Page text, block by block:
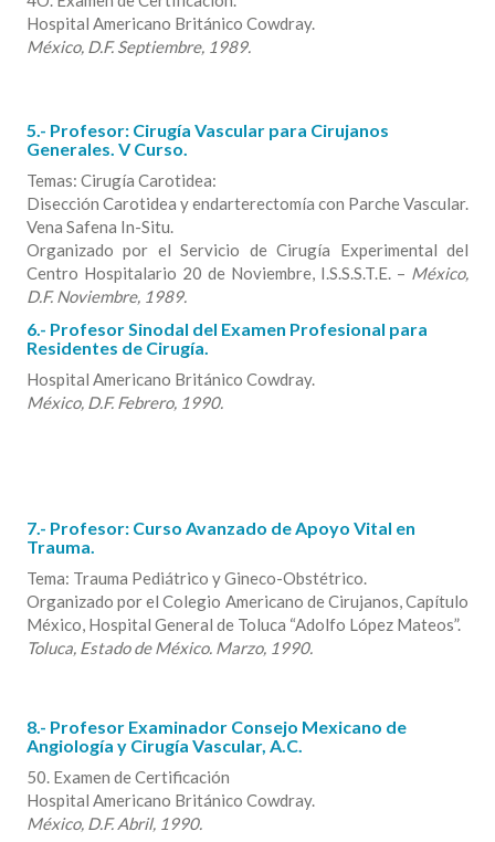
Hospital Americano Británico Cowdray.
México, D.F. Septiembre, 1989.
5.- Profesor: Cirugía Vascular para Cirujanos
Generales. V Curso.
Temas: Cirugía Carotidea:
Disección Carotidea y endarterectomía con Parche Vascular.
Vena Safena In-Situ.
Organizado por el Servicio de Cirugía Experimental del
Centro Hospitalario 20 de Noviembre, I.S.S.S.T.E. – México,
D.F. Noviembre, 1989.
6.- Profesor Sinodal del Examen Profesional para
Residentes de Cirugía.
Hospital Americano Británico Cowdray.
México, D.F. Febrero, 1990.
7.- Profesor: Curso Avanzado de Apoyo Vital en
Trauma.
Tema: Trauma Pediátrico y Gineco-Obstétrico.
Organizado por el Colegio Americano de Cirujanos, Capítulo
México, Hospital General de Toluca “Adolfo López Mateos”.
Toluca, Estado de México. Marzo, 1990.
8.- Profesor Examinador Consejo Mexicano de
Angiología y Cirugía Vascular, A.C.
50. Examen de Certificación
Hospital Americano Británico Cowdray.
México, D.F. Abril, 1990.